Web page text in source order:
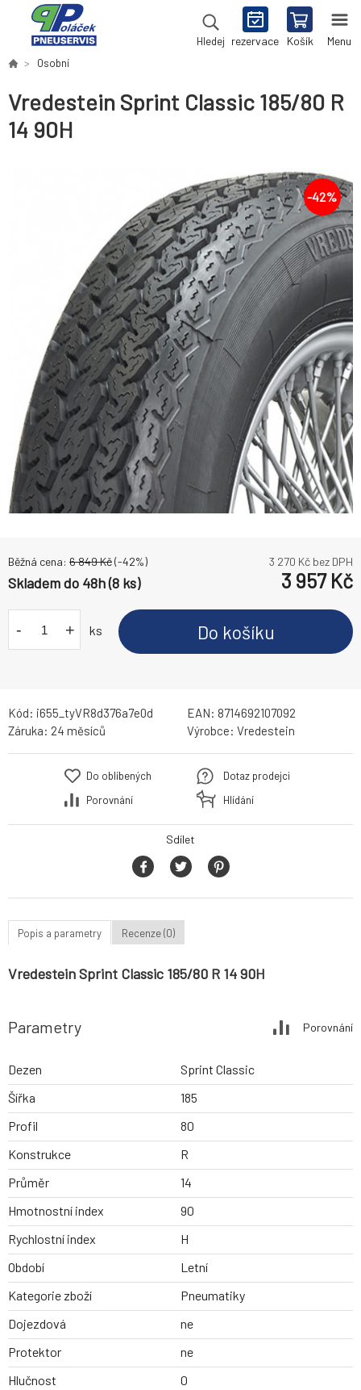
Hledej rezervace Košík Menu
Osobní
Vredestein Sprint Classic 185/80 R
14 90H
-42%
Běžná cena: 6 849Kč(-42%) 3 270 Kč bez DPH
Skladem do 48h (8 ks) 3 957Kč
- + ks Do košíku
Kód: i655_tyVR8d376a7e0d EAN: 8714692107092
Záruka: 24 měsíců Výrobce: Vredestein
Do oblíbených
Porovnání
Dotaz prodejci
Hlídání
Sdílet
Popis a parametry Recenze (0)
Vredestein Sprint Classic 185/80 R 14 90H
Parametry Porovnání
Dezen
Sprint Classic
Šířka
185
Profil
80
Konstrukce
R
Průměr
14
Hmotnostní index
90
Rychlostní index
H
Období
Letní
Kategorie zboží
Pneumatiky
Dojezdová
ne
Protektor
ne
Hlučnost
0